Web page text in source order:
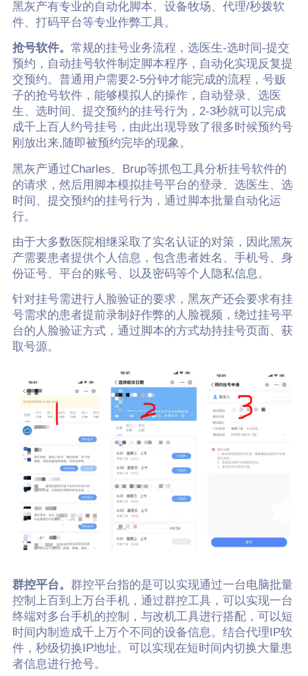
黑灰产有专业的自动化脚本、设备牧场、代理/秒拨软
件、打码平台等专业作弊工具。
抢号软件。 常规的挂号业务流程，选医生-选时间-提交
预约，自动挂号软件制定脚本程序，自动化实现反复提
交预约。普通用户需要2-5分钟才能完成的流程，号贩
子的抢号软件，能够模拟人的操作，自动登录、选医
生、选时间、提交预约的挂号行为，2-3秒就可以完成
成千上百人约号挂号，由此出现导致了很多时候预约号
刚放出来,随即被预约完毕的现象。
黑灰产通过Charles、Brup等抓包工具分析挂号软件的
的请求，然后用脚本模拟挂号平台的登录、选医生、选
时间、提交预约的挂号行为，通过脚本批量自动化运
行。
由于大多数医院相继采取了实名认证的对策，因此黑灰
产需要患者提供个人信息，包含患者姓名、手机号、身
份证号、平台的账号、以及密码等个人隐私信息。
针对挂号需进行人脸验证的要求，黑灰产还会要求有挂
号需求的患者提前录制好作弊的人脸视频，绕过挂号平
台的人脸验证方式，通过脚本的方式劫持挂号页面、获
取号源。
群控平台。 群控平台指的是可以实现通过一台电脑批量
控制上百到上万台手机，通过群控工具，可以实现一台
终端对多台手机的控制，与改机工具进行搭配，可以短
时间内制造成千上万个不同的设备信息。结合代理IP软
件，秒级切换IP地址。可以实现在短时间内切换大量患
者信息进行抢号。